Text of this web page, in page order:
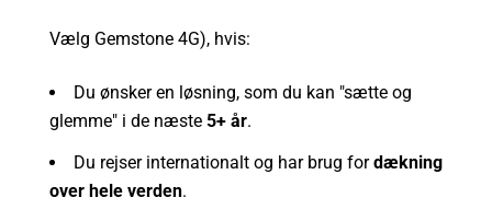
Vælg Gemstone 4G), hvis:
Du ønsker en løsning, som du kan "sætte og
glemme" i de næste 5+ år.
Du rejser internationalt og har brug fordækning
over hele verden.